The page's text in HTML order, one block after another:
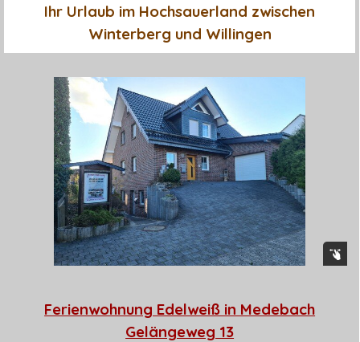
Ihr Urlaub im Hochsauerland zwischen
Winterberg und Willingen
Ferienwohnung Edelweiß in Medebach
Gelängeweg 13